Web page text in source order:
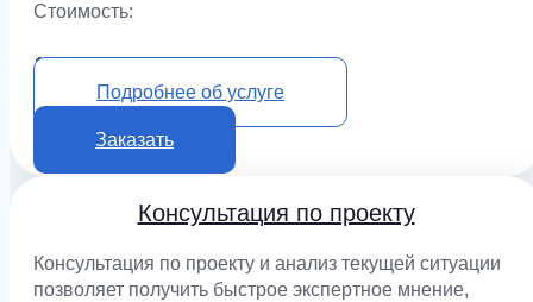
Cтоимость:
15 000 ₽
Подробнее об услуге
Заказать
Консультация по проекту
Консультация по проекту и анализ текущей ситуации
позволяет получить быстрое экспертное мнение,